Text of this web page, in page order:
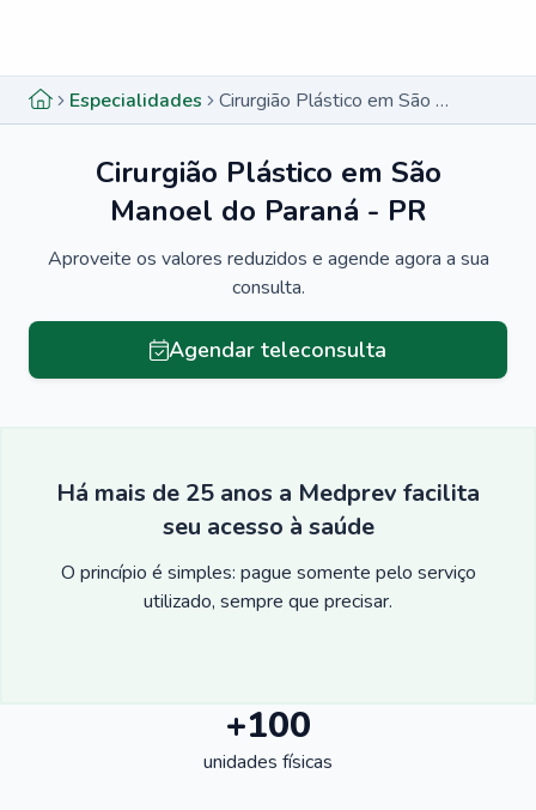
Especialidades Cirurgião Plástico em São Manoel do Paraná - PR
Cirurgião Plástico em São
Manoel do Paraná - PR
Aproveite os valores reduzidos e agende agora a sua
consulta.
Agendar teleconsulta
Há mais de 25 anos a Medprev facilita
seu acesso à saúde
O princípio é simples: pague somente pelo serviço
utilizado, sempre que precisar.
+100
unidades físicas